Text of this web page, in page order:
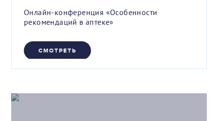
Онлайн-конференция «Особенности
рекомендаций в аптеке»
СМОТРЕТЬ